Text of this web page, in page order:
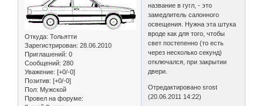
Откуда: Тольятти
Зарегистрирован: 28.06.2010
Приглашений: 0
Сообщений: 280
Уважение: [+0/-0]
Позитив: [+0/-0]
Пол: Мужской
Провел на форуме:
название в гугл, - это
замедлитель салонного
освещения. Нужна эта штука
вроде как для того, чтобы
свет постепенно (то есть
через несколько секунд)
отключался, при закрытии
двери.
Отредактировано srost
(20.06.2011 14:22)